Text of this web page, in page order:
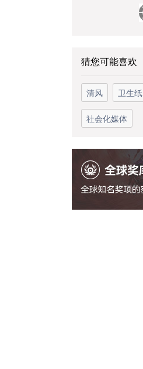
猜您可能喜欢
清风 卫生纸
社会化媒体